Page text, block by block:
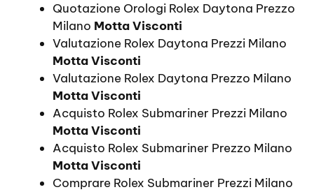
Quotazione Orologi Rolex Daytona Prezzo
Milano Motta Visconti
Valutazione Rolex Daytona Prezzi Milano
Motta Visconti
Valutazione Rolex Daytona Prezzo Milano
Motta Visconti
Acquisto Rolex Submariner Prezzi Milano
Motta Visconti
Acquisto Rolex Submariner Prezzo Milano
Motta Visconti
Comprare Rolex Submariner Prezzi Milano